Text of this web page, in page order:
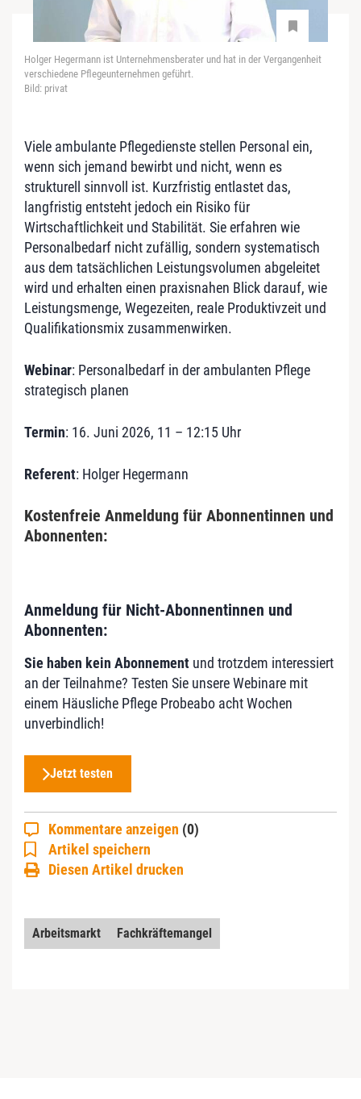
Holger Hegermann ist Unternehmensberater und hat in der Vergangenheit
verschiedene Pflegeunternehmen geführt.
Bild: privat
Viele ambulante Pflegedienste stellen Personal ein,
wenn sich jemand bewirbt und nicht, wenn es
strukturell sinnvoll ist. Kurzfristig entlastet das,
langfristig entsteht jedoch ein Risiko für
Wirtschaftlichkeit und Stabilität. Sie erfahren wie
Personalbedarf nicht zufällig, sondern systematisch
aus dem tatsächlichen Leistungsvolumen abgeleitet
wird und erhalten einen praxisnahen Blick darauf, wie
Leistungsmenge, Wegezeiten, reale Produktivzeit und
Qualifikationsmix zusammenwirken.
Webinar: Personalbedarf in der ambulanten Pflege
strategisch planen
Termin: 16. Juni 2026, 11 – 12:15 Uhr
Referent: Holger Hegermann
Kostenfreie Anmeldung für Abonnentinnen und
Abonnenten:
Anmeldung für Nicht-Abonnentinnen und
Abonnenten:
Sie haben kein Abonnement und trotzdem interessiert
an der Teilnahme? Testen Sie unsere Webinare mit
einem Häusliche Pflege Probeabo acht Wochen
unverbindlich!
Jetzt testen
Kommentare anzeigen (0)
Artikel speichern
Diesen Artikel drucken
Arbeitsmarkt Fachkräftemangel